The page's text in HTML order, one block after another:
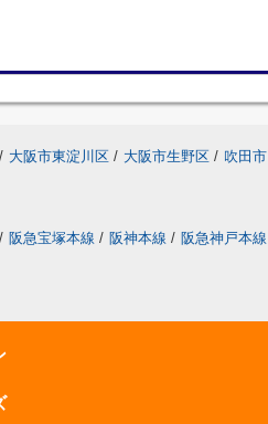
/ 大阪市東淀川区 / 大阪市生野区 / 吹田市
/ 阪急宝塚本線 / 阪神本線 / 阪急神戸本線